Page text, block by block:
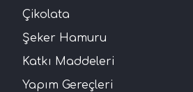
Çikolata
Şeker Hamuru
Katkı Maddeleri
Yapım Gereçleri